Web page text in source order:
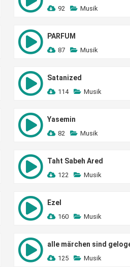
92 Musik
PARFUM
87 Musik
Satanized
114 Musik
Yasemin
82 Musik
Taht Sabeh Ared
122 Musik
Ezel
160 Musik
alle märchen sind
125 Musik